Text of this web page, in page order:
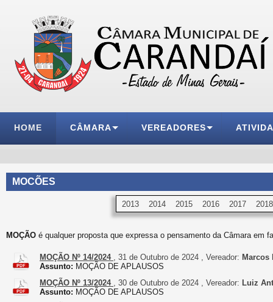
HOME CÂMARA VEREADORES
MOCÕES
2013 2014 2015 2016 2017 2018
MOÇÃO é qualquer proposta que expressa o pensamento da Câmara em
MOÇÃO Nº 14/2024 , 31 de Outubro de 2024 , Vereador: Marcos
Assunto: MOÇÃO DE APLAUSOS
MOÇÃO Nº 13/2024 , 30 de Outubro de 2024 , Vereador: Luiz
Assunto: MOÇÃO DE APLAUSOS